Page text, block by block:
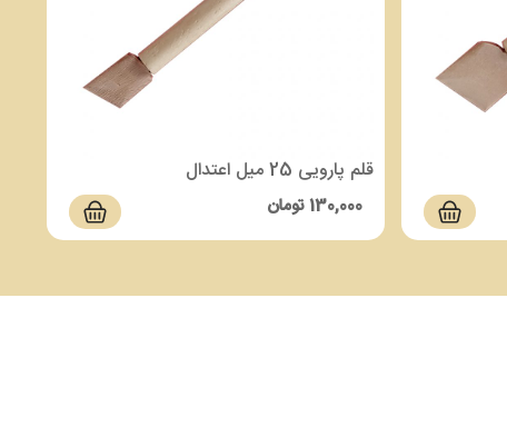
قلم پارویی 25 میل اعتدال
130,000تومان